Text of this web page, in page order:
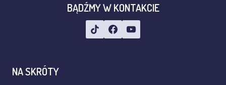
BĄDŹMY W KONTAKCIE
NA SKRÓTY